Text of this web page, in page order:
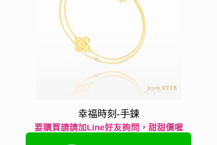
幸福時刻-手鍊
要購買請請加Line好友詢問，甜甜價喔